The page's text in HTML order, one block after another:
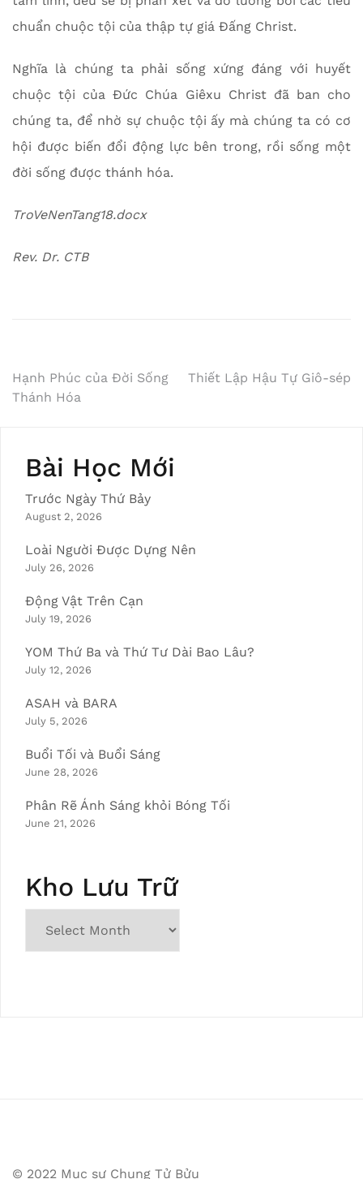
chuẩn chuộc tội của thập tự giá Đấng Christ.
Nghĩa là chúng ta phải sống xứng đáng với huyết
chuộc tội của Đức Chúa Giêxu Christ đã ban cho
chúng ta, để nhờ sự chuộc tội ấy mà chúng ta có cơ
hội được biến đổi động lực bên trong, rồi sống một
đời sống được thánh hóa.
TroVeNenTang18.docx
Rev. Dr. CTB
Post
Hạnh Phúc của Đời Sống
Thánh Hóa
Thiết Lập Hậu Tự Giô-sép
Bài Học Mới
Trước Ngày Thứ Bảy
August 2, 2026
Loài Người Được Dựng Nên
July 26, 2026
Động Vật Trên Cạn
July 19, 2026
YOM Thứ Ba và Thứ Tư Dài Bao Lâu?
July 12, 2026
ASAH và BARA
July 5, 2026
Buổi Tối và Buổi Sáng
June 28, 2026
Phân Rẽ Ánh Sáng khỏi Bóng Tối
June 21, 2026
Kho Lưu Trữ
© 2022 Mục sư Chung Tử Bửu